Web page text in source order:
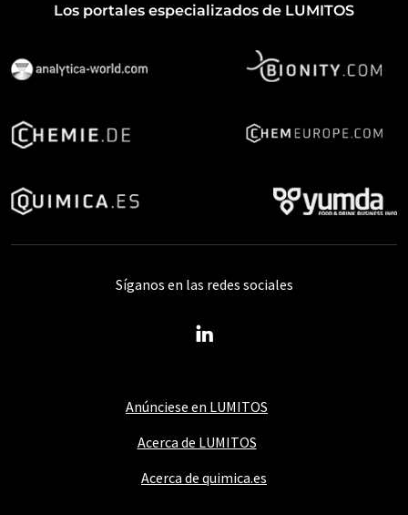
Los portales especializados de LUMITOS
Anúnciese en LUMITOS
Acerca de LUMITOS
Acerca de quimica.es
Síganos en las redes sociales